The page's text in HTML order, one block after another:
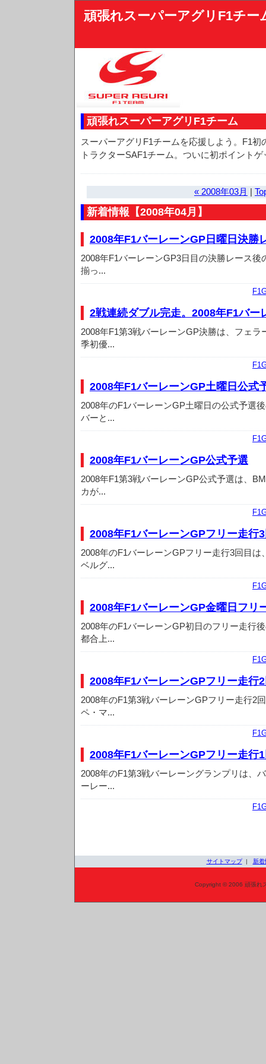
頑張れスーパーアグリF1チー
頑張れスーパーアグリF1チーム
スーパーアグリF1チームを応援しよう。F1
トラクターSAF1チーム。ついに初ポイントゲ
« 2008年03月 |
新着情報【2008年04月】
2008年F1バーレーンGP日曜日決勝
2008年F1バーレーンGP3日目の決勝レース後
揃っ...
2戦連続ダブル完走。2008年F1バー
2008年F1第3戦バーレーンGP決勝は、フェ
季初優...
2008年F1バーレーンGP土曜日公式
2008年のF1バーレーンGP土曜日の公式予選
バーと...
2008年F1バーレーンGP公式予選
2008年F1第3戦バーレーンGP公式予選は、
カが...
2008年F1バーレーンGPフリー走行
2008年のF1バーレーンGPフリー走行3回目
ベルグ...
2008年F1バーレーンGP金曜日フリ
2008年のF1バーレーンGP初日のフリー走行
都合上...
2008年F1バーレーンGPフリー走行
2008年のF1第3戦バーレーンGPフリー走行2
ペ・マ...
2008年F1バーレーンGPフリー走行
2008年のF1第3戦バーレーングランプリは、
ーレー...
サイトマップ| 新着
Copyright © 2006 頑張れ